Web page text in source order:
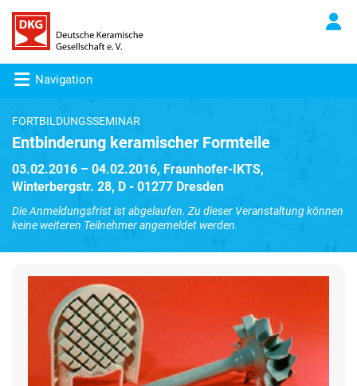
Navigation
FORTBILDUNGSSEMINAR
Entbinderung keramischer Formteile
03.02.2016 – 04.02.2016, Fraunhofer-IKTS,
Winterbergstr. 28, D - 01277 Dresden
Die Anmeldungsfrist ist abgelaufen. Zu dieser Veranstaltung können
keine weiteren Teilnehmer angemeldet werden.